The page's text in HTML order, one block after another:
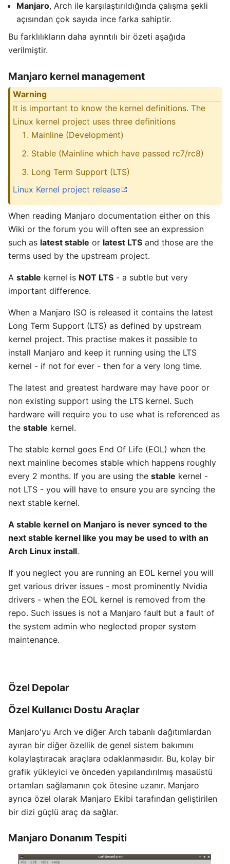
Manjaro, Arch ile karşılaştırıldığında çalışma şekli
açısından çok sayıda ince farka sahiptir.
Bu farklılıkların daha ayrıntılı bir özeti aşağıda
verilmiştir.
Manjaro kernel management
Warning
It is important to know the kernel definitions. The
Linux kernel project uses three definitions
Mainline (Development)
Stable (Mainline which have passed rc7/rc8)
Long Term Support (LTS)
Linux Kernel project release
When reading Manjaro documentation either on this
Wiki or the forum you will often see an expression
such as latest stable or latest LTS and those are the
terms used by the upstream project.
A stable kernel is NOT LTS - a subtle but very
important difference.
When a Manjaro ISO is released it contains the latest
Long Term Support (LTS) as defined by upstream
kernel project. This practise makes it possible to
install Manjaro and keep it running using the LTS
kernel - if not for ever - then for a very long time.
The latest and greatest hardware may have poor or
non existing support using the LTS kernel. Such
hardware will require you to use what is referenced as
the stable kernel.
The stable kernel goes End Of Life (EOL) when the
next mainline becomes stable which happens roughly
every 2 months. If you are using the stable kernel -
not LTS - you will have to ensure you are syncing the
next stable kernel.
A stable kernel on Manjaro is never synced to the
next stable kernel like you may be used to with an
Arch Linux install.
If you neglect you are running an EOL kernel you will
get various driver issues - most prominently Nvidia
drivers - when the EOL kernel is removed from the
repo. Such issues is not a Manjaro fault but a fault of
the system admin who neglected proper system
maintenance.
Özel Depolar
Özel Kullanıcı Dostu Araçlar
Manjaro'yu Arch ve diğer Arch tabanlı dağıtımlardan
ayıran bir diğer özellik de genel sistem bakımını
kolaylaştıracak araçlara odaklanmasıdır. Bu, kolay bir
grafik yükleyici ve önceden yapılandırılmış masaüstü
ortamları sağlamanın çok ötesine uzanır. Manjaro
ayrıca özel olarak Manjaro Ekibi tarafından geliştirilen
bir dizi güçlü araç da sağlar.
Manjaro Donanım Tespiti